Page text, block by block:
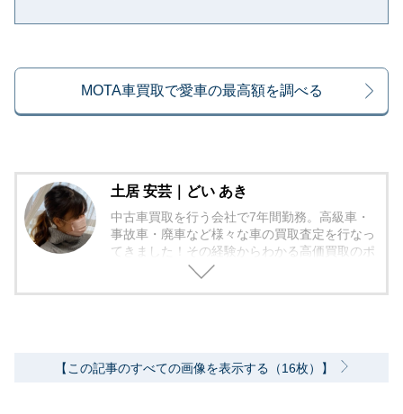
MOTA車買取で愛車の最高額を調べる
土居 安芸｜どい あき
中古車買取を行う会社で7年間勤務。高級車・
事故車・廃車など様々な車の買取査定を行なっ
てきました！その経験からわかる高価買取のポ
イントなどをお伝えしていきたいと思っており
【この記事のすべての画像を表示する（16枚）】